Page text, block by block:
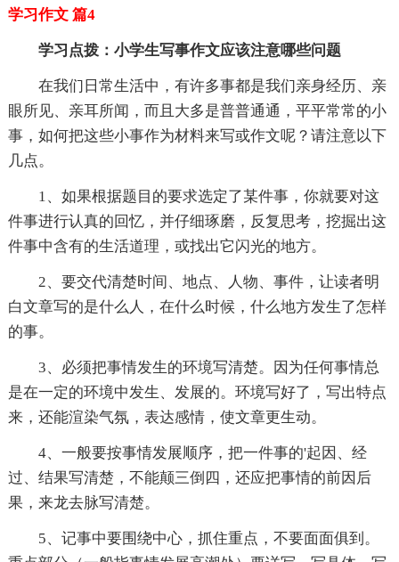
学习作文 篇4
学习点拨：小学生写事作文应该注意哪些问题
在我们日常生活中，有许多事都是我们亲身经历、亲
眼所见、亲耳所闻，而且大多是普普通通，平平常常的小
事，如何把这些小事作为材料来写或作文呢？请注意以下
几点。
1、如果根据题目的要求选定了某件事，你就要对这
件事进行认真的回忆，并仔细琢磨，反复思考，挖掘出这
件事中含有的生活道理，或找出它闪光的地方。
2、要交代清楚时间、地点、人物、事件，让读者明
白文章写的是什么人，在什么时候，什么地方发生了怎样
的事。
3、必须把事情发生的环境写清楚。因为任何事情总
是在一定的环境中发生、发展的。环境写好了，写出特点
来，还能渲染气氛，表达感情，使文章更生动。
4、一般要按事情发展顺序，把一件事的'起因、经
过、结果写清楚，不能颠三倒四，还应把事情的前因后
果，来龙去脉写清楚。
5、记事中要围绕中心，抓住重点，不要面面俱到。